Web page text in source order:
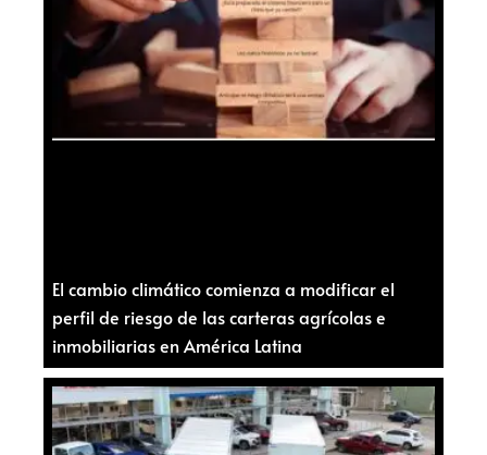
El cambio climático comienza a modificar el
perfil de riesgo de las carteras agrícolas e
inmobiliarias en América Latina